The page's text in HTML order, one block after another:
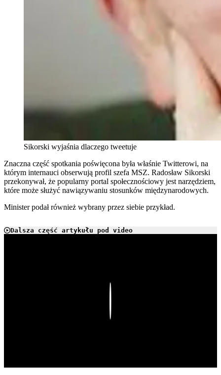
Sikorski wyjaśnia dlaczego tweetuje
Znaczna część spotkania poświęcona była właśnie Twitterowi, na
którym internauci obserwują profil szefa MSZ. Radosław Sikorski
przekonywał, że popularny portal społecznościowy jest narzędziem,
które może służyć nawiązywaniu stosunków międzynarodowych.
Minister podał również wybrany przez siebie przykład.
Dalsza część artykułu pod video